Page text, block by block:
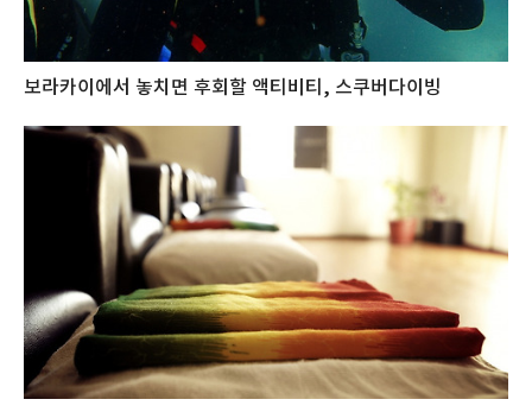
보라카이에서 놓치면 후회할 액티비티, 스쿠버다이빙